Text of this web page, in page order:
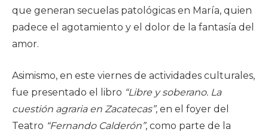
que generan secuelas patológicas en María, quien
padece el agotamiento y el dolor de la fantasía del
amor.
Asimismo, en este viernes de actividades culturales,
fue presentado el libro “Libre y soberano. La
cuestión agraria en Zacatecas”, en el foyer del
Teatro “Fernando Calderón”, como parte de la